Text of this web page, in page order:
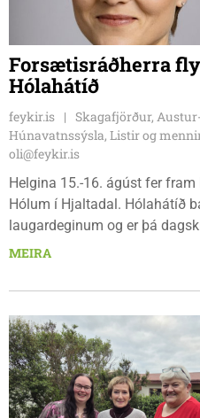
Forsætisráðherra
Hólahátíð
feykir.is
Skagafjörður,
Húnavatnssýsla, Listir og
oli@feykir.is
Helgina 15.-16. ágúst fer
Hólum í Hjaltadal. Hólahátíð
laugardeginum og er þá
fjölskyldur.Lydía Einarsdóttir
MEIRA